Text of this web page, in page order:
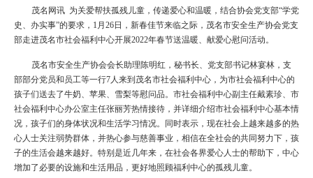
茂名网讯 为关爱帮扶孤残儿童，传递爱心和温暖，结合协会党支部“学党
史、办实事”的要求，1月26日，新春佳节来临之际，茂名市安全生产协会党支
部走进茂名市社会福利中心开展2022年春节送温暖、献爱心慰问活动。
茂名市安全生产协会会长助理陈明红，秘书长、党支部书记林宴林，支
部部分党员和员工等一行7人来到茂名市社会福利中心，为市社会福利中心的
孩子们送去了牛奶、苹果、雪梨等慰问品。市社会福利中心副主任戴素珍、市
社会福利中心办公室主任张丽芳热情接待，并详细介绍市社会福利中心基本情
况，孩子们的身体状况和生活学习情况。同时表示，现在社会上越来越多的热
心人士关注弱势群体，并热心参与慈善事业，相信在全社会的共同努力下，孩
子的生活会越来越好。特别是近几年来，在社会各界爱心人士的帮助下，中心
增加了必要的设施和生活用品，更好地照顾福利中心的孤残儿童。